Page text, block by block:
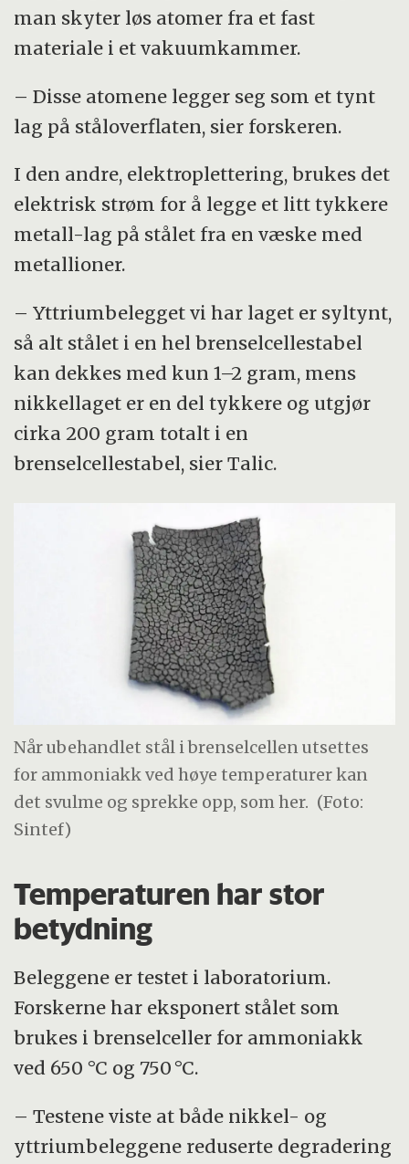
man skyter løs atomer fra et fast
materiale i et vakuumkammer.
– Disse atomene legger seg som et tynt
lag på ståloverflaten, sier forskeren.
I den andre, elektroplettering, brukes det
elektrisk strøm for å legge et litt tykkere
metall-lag på stålet fra en væske med
metallioner.
– Yttriumbelegget vi har laget er syltynt,
så alt stålet i en hel brenselcellestabel
kan dekkes med kun 1–2 gram, mens
nikkellaget er en del tykkere og utgjør
cirka 200 gram totalt i en
brenselcellestabel, sier Talic.
Når ubehandlet stål i brenselcellen utsettes
for ammoniakk ved høye temperaturer kan
det svulme og sprekke opp, som her. (Foto:
Sintef)
Temperaturen har stor
betydning
Beleggene er testet i laboratorium.
Forskerne har eksponert stålet som
brukes i brenselceller for ammoniakk
ved 650 °C og 750 °C.
– Testene viste at både nikkel- og
yttriumbeleggene reduserte degradering